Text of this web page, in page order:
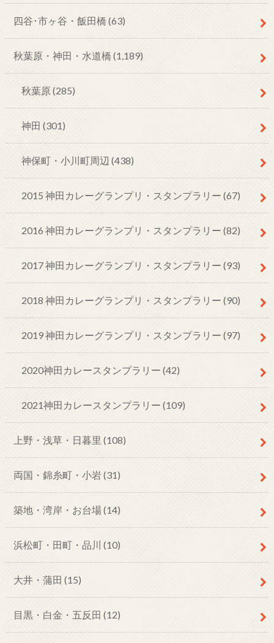
四谷･市ヶ谷・飯田橋 (63)
秋葉原・神田・水道橋 (1,189)
秋葉原 (285)
神田 (301)
神保町・小川町周辺 (438)
2015 神田カレーグランプリ・スタンプラリー (67)
2016 神田カレーグランプリ・スタンプラリー (82)
2017 神田カレーグランプリ・スタンプラリー (93)
2018 神田カレーグランプリ・スタンプラリー (90)
2019 神田カレーグランプリ・スタンプラリー (97)
2020神田カレースタンプラリー (42)
2021神田カレースタンプラリー (109)
上野・浅草・日暮里 (108)
両国・錦糸町・小岩(31)
築地・湾岸・お台場(14)
浜松町・田町・品川 (10)
大井・蒲田 (15)
目黒・白金・五反田 (12)